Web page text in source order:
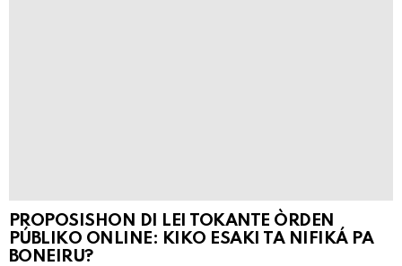
PROPOSISHON DI LEI TOKANTE ÒRDEN
PÚBLIKO ONLINE: KIKO ESAKI TA NIFIKÁ PA
BONEIRU?